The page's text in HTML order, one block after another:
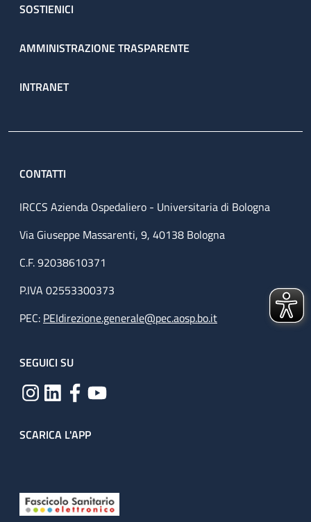
SOSTIENICI
AMMINISTRAZIONE TRASPARENTE
INTRANET
CONTATTI
IRCCS Azienda Ospedaliero - Universitaria di Bologna
Via Giuseppe Massarenti, 9, 40138 Bologna
C.F. 92038610371
P.IVA 02553300373
PEC: PEIdirezione.generale@pec.aosp.bo.it
SEGUICI SU
SCARICA L'APP